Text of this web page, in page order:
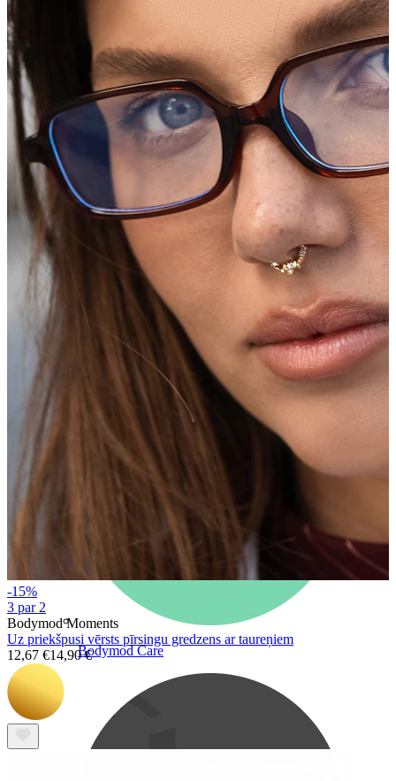
14K zelta rotas
Pirkt titānu
Jaunumi
Pērc 4, maksā par 3 Iepirkties Bodymod Moments
Brands
Brands
Bodymod Care
-15%
3 par 2
Bodymod Moments
Uz priekšpusi vērsts pīrsingu gredzens ar taureņiem
12,67 €14,90 €